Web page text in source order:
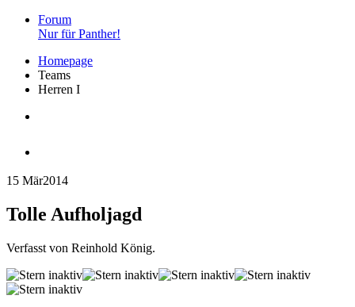
Forum
Nur für Panther!
Homepage
Teams
Herren I
15 Mär2014
Tolle Aufholjagd
Verfasst von Reinhold König.